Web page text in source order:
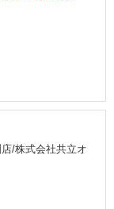
/株式会社共立オ